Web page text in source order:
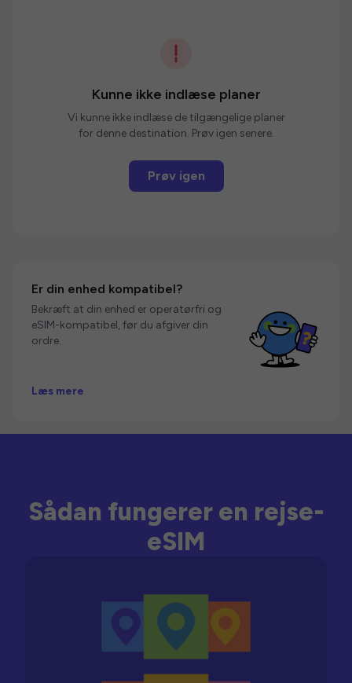
Kunne ikke indlæse planer
Vi kunne ikke indlæse de tilgængelige planer
for denne destination. Prøv igen senere.
Prøv igen
Er din enhed kompatibel?
Bekræft at din enhed er operatørfri og
eSIM-kompatibel, før du afgiver din
ordre.
Læs mere
Sådan fungerer en rejse-
eSIM